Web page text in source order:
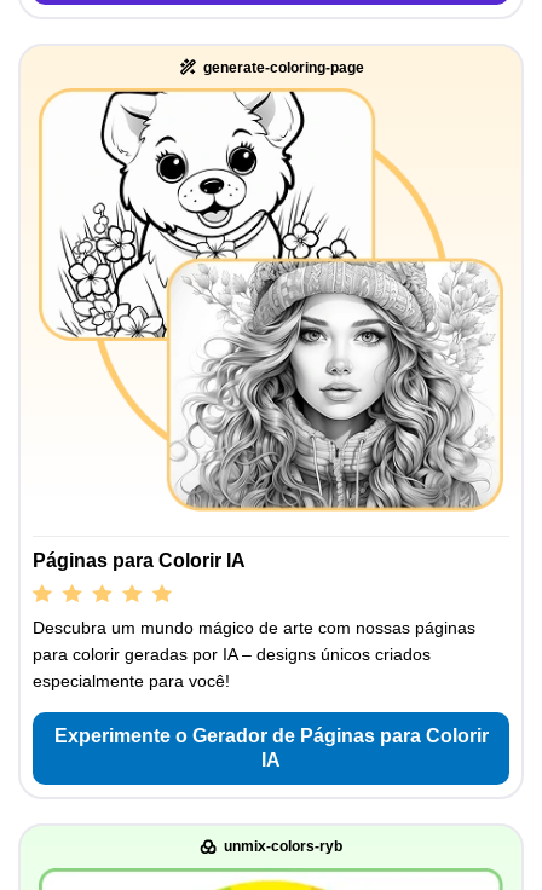
generate-coloring-page
Páginas para Colorir IA
Descubra um mundo mágico de arte com nossas páginas
para colorir geradas por IA – designs únicos criados
especialmente para você!
Experimente o Gerador de Páginas para Colorir
IA
unmix-colors-ryb